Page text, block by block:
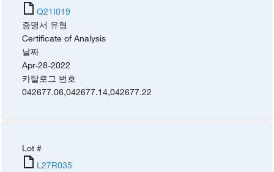
Q21I019
증명서 유형
Certificate of Analysis
날짜
Apr-28-2022
카탈로그 번호
042677.06,042677.14,042677.22
Lot #
L27R035